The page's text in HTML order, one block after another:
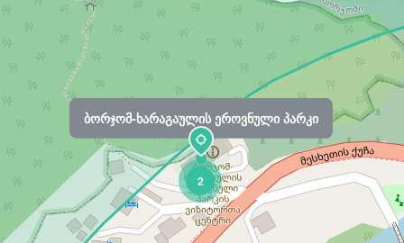
ბორჯომ-ხარაგაულის ეროვნული პარკი
2